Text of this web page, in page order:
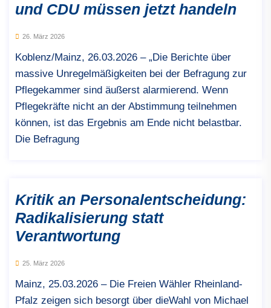
und CDU müssen jetzt handeln
26. März 2026
Koblenz/Mainz, 26.03.2026 – „Die Berichte über
massive Unregelmäßigkeiten bei der Befragung zur
Pflegekammer sind äußerst alarmierend. Wenn
Pflegekräfte nicht an der Abstimmung teilnehmen
können, ist das Ergebnis am Ende nicht belastbar.
Die Befragung
Kritik an Personalentscheidung:
Radikalisierung statt
Verantwortung
25. März 2026
Mainz, 25.03.2026 – Die Freien Wähler Rheinland-
Pfalz zeigen sich besorgt über dieWahl von Michael